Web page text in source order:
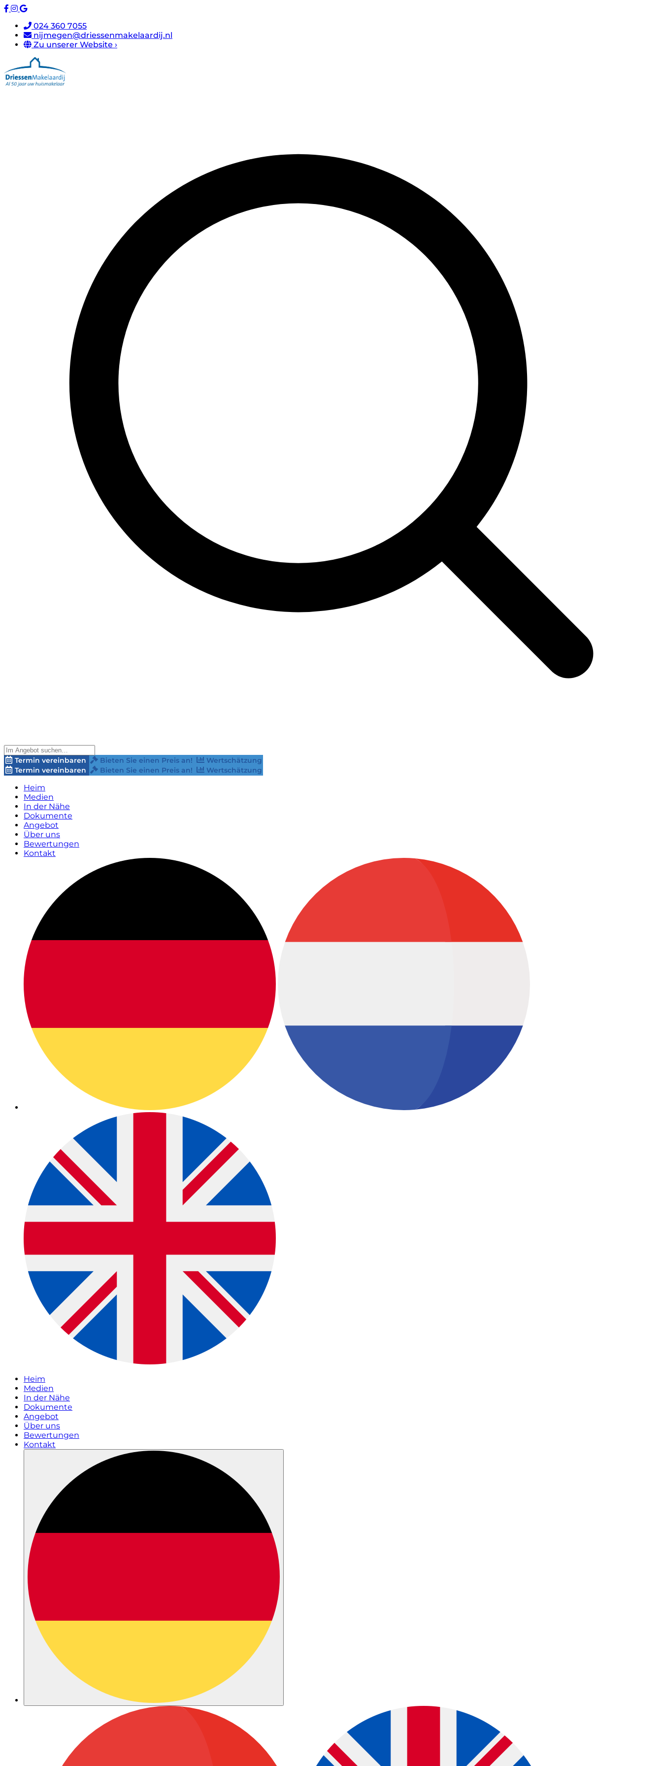
024 360 7055
nijmegen@driessenmakelaardij.nl
Zu unserer Website ›
Termin vereinbaren Bieten Sie einen Preis an!
Wertschätzung
Termin vereinbaren
Bieten Sie einen Preis an! Wertschätzung
Heim
Medien
In der Nähe
Dokumente
Angebot
Über uns
Bewertungen
Kontakt
Heim
Medien
In der Nähe
Dokumente
Angebot
Über uns
Bewertungen
Kontakt